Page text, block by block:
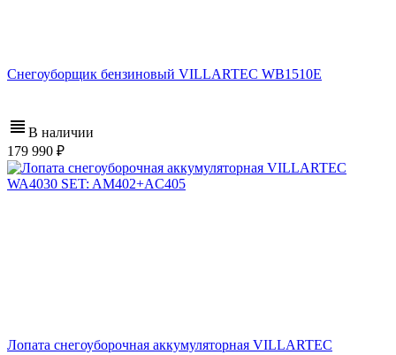
Снегоуборщик бензиновый VILLARTEC WB1510E
В наличии
179 990
Лопата снегоуборочная аккумуляторная VILLARTEC